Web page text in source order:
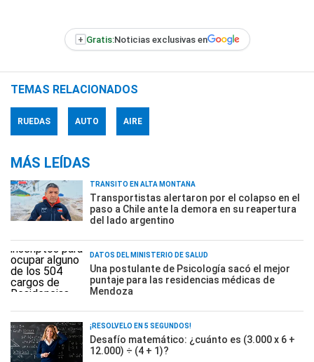
+ Gratis:Noticias exclusivas en
TEMAS RELACIONADOS
RUEDAS AUTO AIRE
MÁS LEÍDAS
TRÁNSITO EN ALTA MONTAÑA
Transportistas alertaron por el colapso en el
paso a Chile ante la demora en su reapertura
del lado argentino
DATOS DEL MINISTERIO DE SALUD
Una postulante de Psicología sacó el mejor
puntaje para las residencias médicas de
Mendoza
¡RESOLVELO EN 5 SEGUNDOS!
Desafío matemático: ¿cuánto es (3.000 x 6 +
12.000) ÷ (4 + 1)?